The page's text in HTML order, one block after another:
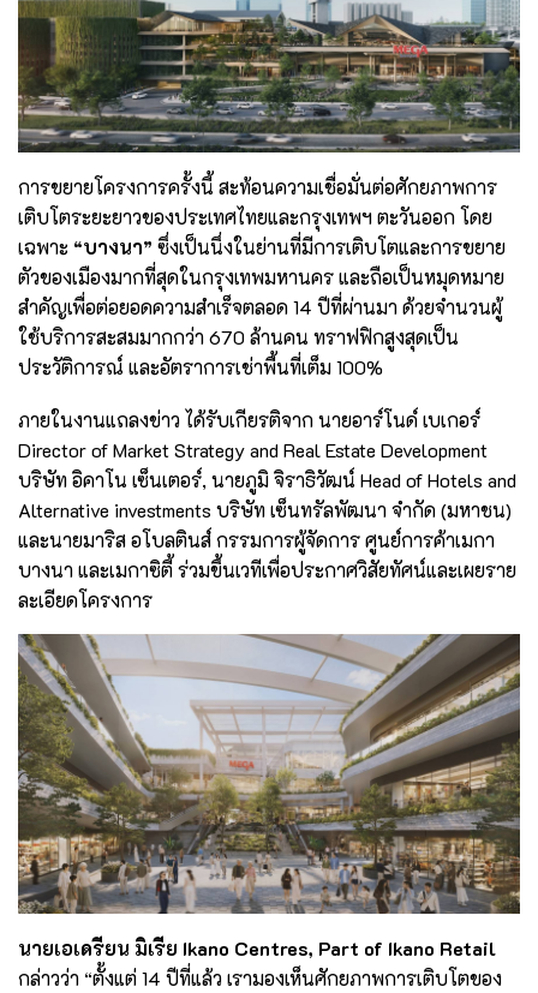
การขยายโครงการครั้งนี้ สะท้อนความเชื่อมั่นต่อศักยภาพการ
เติบโตระยะยาวของประเทศไทยและกรุงเทพฯ ตะวันออก โดย
เฉพาะ “บางนา” ซึ่งเป็นนึ่งในย่านที่มีการเติบโตและการขยาย
ตัวของเมืองมากที่สุดในกรุงเทพมหานคร และถือเป็นหมุดหมาย
สำคัญเพื่อต่อยอดความสำเร็จตลอด 14 ปีที่ผ่านมา ด้วยจำนวนผู้
ใช้บริการสะสมมากกว่า 670 ล้านคน ทราฟฟิกสูงสุดเป็น
ประวัติการณ์ และอัตราการเช่าพื้นที่เต็ม 100%
ภายในงานแถลงข่าว ได้รับเกียรติจาก นายอาร์โนด์ เบเกอร์
Director of Market Strategy and Real Estate Development
บริษัท อิคาโน เซ็นเตอร์, นายภูมิ จิราธิวัฒน์ Head of Hotels and
Alternative investments บริษัท เซ็นทรัลพัฒนา จำกัด (มหาชน)
และนายมาริส อโบลตินส์ กรรมการผู้จัดการ ศูนย์การค้าเมกา
บางนา และเมกาซิตี้ ร่วมขึ้นเวทีเพื่อประกาศวิสัยทัศน์และเผยราย
ละเอียดโครงการ
นายเอเดรียน มิเรีย Ikano Centres, Part of Ikano Retail
กล่าวว่า “ตั้งแต่ 14 ปีที่แล้ว เรามองเห็นศักยภาพการเติบโตของ